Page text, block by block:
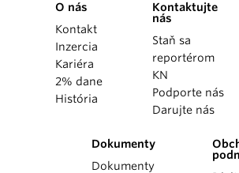
O nás
Kontakt
Inzercia
Kariéra
2% dane
História
Kontaktujte
nás
Staň sa
reportérom
KN
Podporte nás
Darujte nás
Dokumenty
Dokumenty